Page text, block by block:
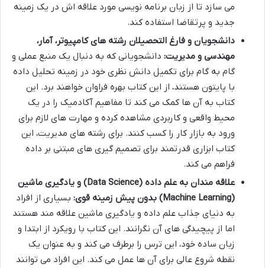
می سازد تا از زبان برنامه نویسی مورد علاقه اش در یک زمینه
جدید و پرتقاضا استفاده کند.
دانشجویان و فارغ التحصیلان رشته های کامپیوتر، آمار،
مهندسی و مدیریت: دانشجویانی که به دنبال یک منبع عملی و
گام به گام برای تکمیل دانش نظری خود در زمینه تحلیل داده
با پایتون هستند، از این کتاب بهره فراوان خواهند برد. این
کتاب به آن ها کمک می کند تا مفاهیم آکادمیک را در یک
محیط واقعی و کاربردی مشاهده کرده و مهارت های لازم برای
ورود به بازار کار را کسب کنند. برای رشته های مدیریت، این
کتاب ابزاری قدرتمند برای تصمیم گیری های مبتنی بر داده
فراهم می کند.
علاقه مندان به علم داده (Data Science) و یادگیری ماشین
(Machine Learning) بدون پیش زمینه قوی:
بسیاری از افراد
به دنیای جذاب علم داده و یادگیری ماشین علاقه مند هستند
اما از پیچیدگی های آن نگرانند. این کتاب با رویکرد از ابتدا و
زبان ساده خود، این ترس را برطرف می کند و به عنوان یک
نقطه شروع عالی برای آن ها عمل می کند. این افراد می توانند